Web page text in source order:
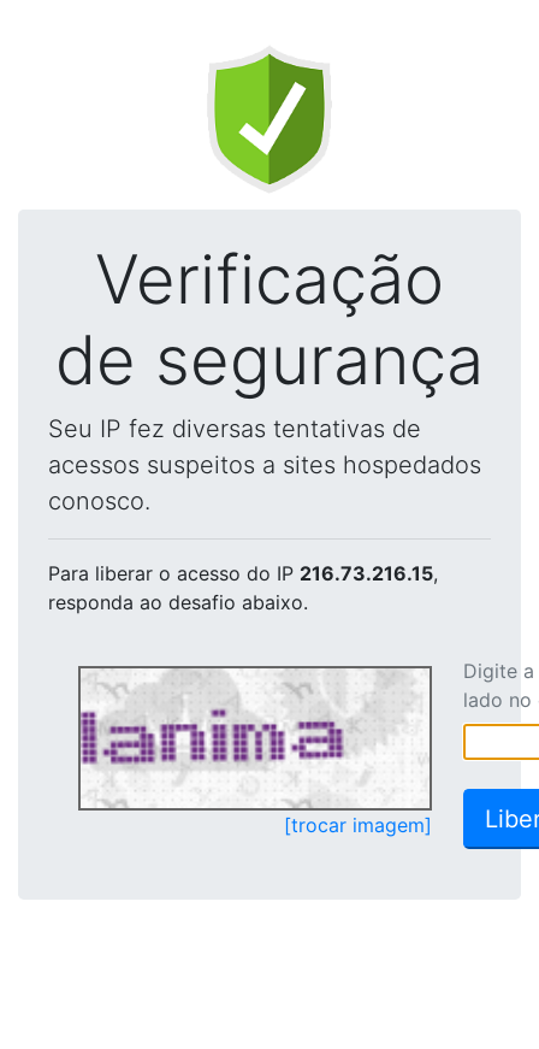
Verificação
de segurança
Seu IP fez diversas tentativas de
acessos suspeitos a sites hospedados
conosco.
Para liberar o acesso do IP 216.73.216.15,
responda ao desafio abaixo.
[trocar imagem]
Digite
lado no